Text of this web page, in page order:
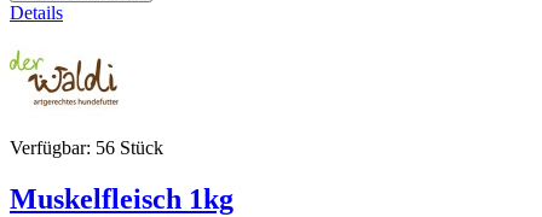
Details
Verfügbar: 56 Stück
Muskelfleisch 1kg